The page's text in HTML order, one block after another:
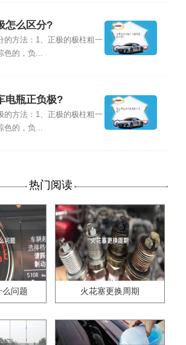
怎么区分?
的方法：1、正极的极柱粗一
色的，负...
电瓶正负极?
的方法：1、正极的极柱粗一
色的，负...
热门阅读
么问题 火花塞更换周期